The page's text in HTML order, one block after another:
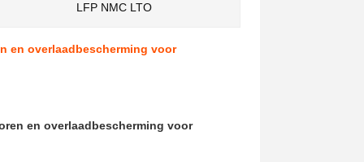
LFP NMC LTO
en overlaadbescherming voor
en overlaadbescherming voor